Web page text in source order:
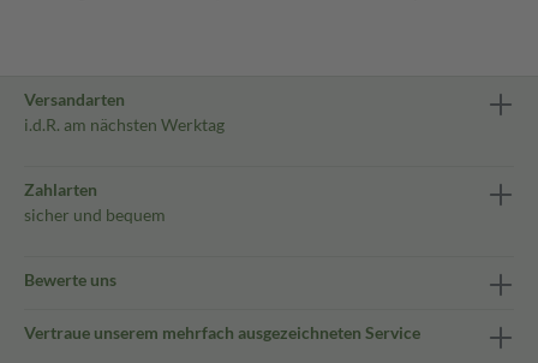
Versandarten
i.d.R. am nächsten Werktag
Zahlarten
sicher und bequem
Bewerte uns
Vertraue unserem mehrfach ausgezeichneten Service